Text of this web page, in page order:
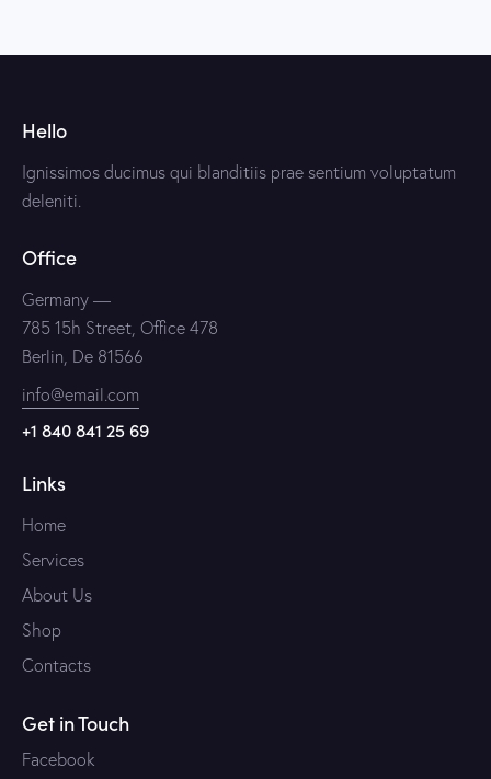
Hello
Ignissimos ducimus qui blanditiis prae sentium voluptatum
deleniti.
Office
Germany —
785 15h Street, Office 478
Berlin, De 81566
info@email.com
+1 840 841 25 69
Links
Home
Services
About Us
Shop
Contacts
Get in Touch
Facebook